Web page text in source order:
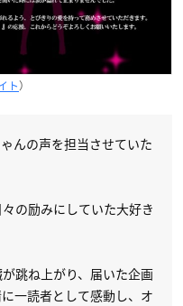
ト）
んの声を担当させていた
の励みにしていた大好き
跳ね上がり、届いた企画
一読者として感動し、オ